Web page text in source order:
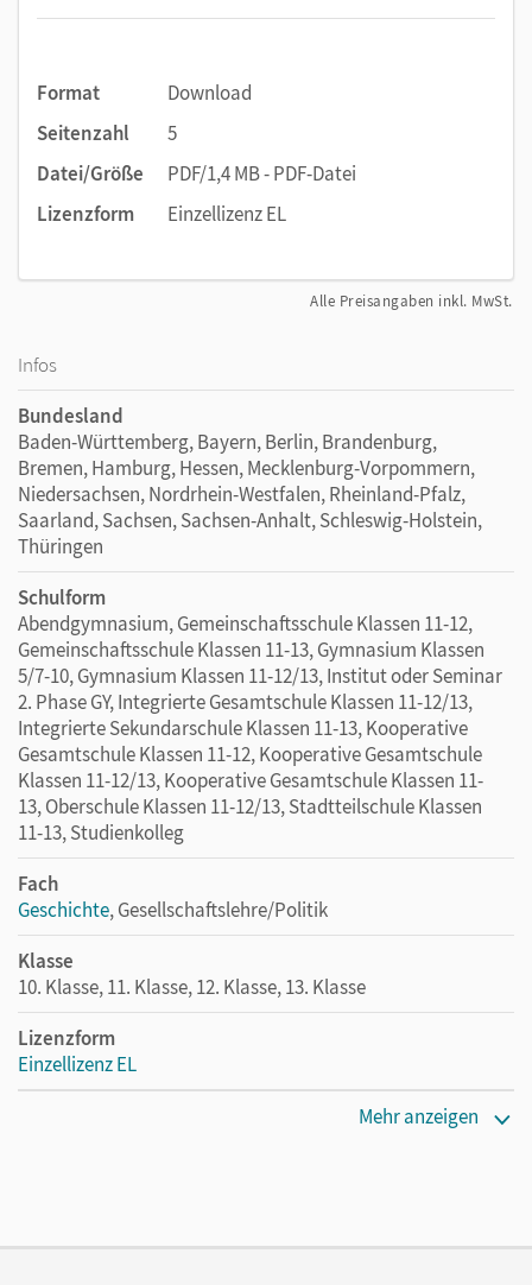
Format
Download
Seitenzahl
5
Datei/Größe
PDF/1,4 MB - PDF-Datei
Lizenzform
Einzellizenz EL
Alle Preisangaben inkl. MwSt.
Infos
Bundesland
Baden-Württemberg, Bayern, Berlin, Brandenburg,
Bremen, Hamburg, Hessen, Mecklenburg-Vorpommern,
Niedersachsen, Nordrhein-Westfalen, Rheinland-Pfalz,
Saarland, Sachsen, Sachsen-Anhalt, Schleswig-Holstein,
Thüringen
Schulform
Abendgymnasium, Gemeinschaftsschule Klassen 11-12,
Gemeinschaftsschule Klassen 11-13, Gymnasium Klassen
5/7-10, Gymnasium Klassen 11-12/13, Institut oder Seminar
2. Phase GY, Integrierte Gesamtschule Klassen 11-12/13,
Integrierte Sekundarschule Klassen 11-13, Kooperative
Gesamtschule Klassen 11-12, Kooperative Gesamtschule
Klassen 11-12/13, Kooperative Gesamtschule Klassen 11-
13, Oberschule Klassen 11-12/13, Stadtteilschule Klassen
11-13, Studienkolleg
Fach
Geschichte, Gesellschaftslehre/Politik
Klasse
10. Klasse, 11. Klasse, 12. Klasse, 13. Klasse
Lizenzform
Einzellizenz EL
Mehr anzeigen